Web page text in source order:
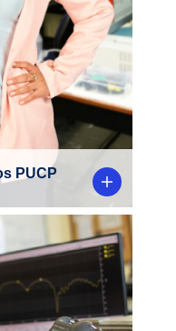
PUCP
de las
la PUCP te
que el